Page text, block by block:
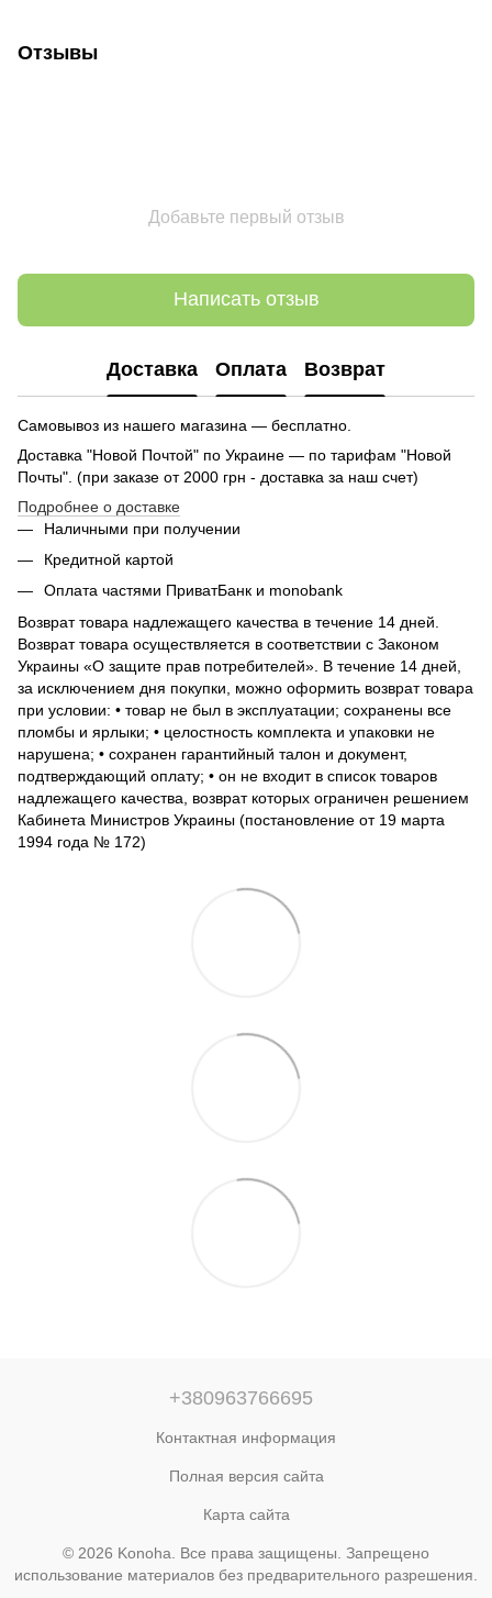
Отзывы
Добавьте первый отзыв
Написать отзыв
Доставка Оплата Возврат
Самовывоз из нашего магазина — бесплатно.
Доставка "Новой Почтой" по Украине — по тарифам "Новой
Почты". (при заказе от 2000 грн - доставка за наш счет)
Подробнее о доставке
Наличными при получении
Кредитной картой
Оплата частями ПриватБанк и monobank
Возврат товара надлежащего качества в течение 14 дней.
Возврат товара осуществляется в соответствии с Законом
Украины «О защите прав потребителей». В течение 14 дней,
за исключением дня покупки, можно оформить возврат товара
при условии: • товар не был в эксплуатации; сохранены все
пломбы и ярлыки; • целостность комплекта и упаковки не
нарушена; • сохранен гарантийный талон и документ,
подтверждающий оплату; • он не входит в список товаров
надлежащего качества, возврат которых ограничен решением
Кабинета Министров Украины (постановление от 19 марта
1994 года № 172)
+380963766695
Контактная информация
Полная версия сайта
Карта сайта
© 2026 Konoha. Все права защищены. Запрещено
использование материалов без предварительного разрешения.